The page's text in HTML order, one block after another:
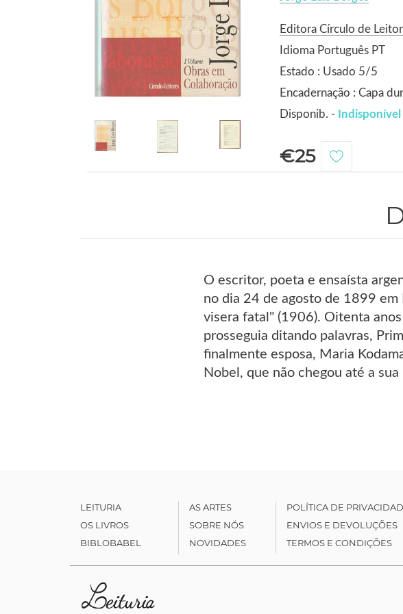
Editora Círculo de
Idioma Português PT
Estado : Usado 5/5
Encadernação : Capa
Disponib. - Indisponível
€25
O escritor, poeta e ensaísta
no dia 24 de agosto de 1899
visera fatal" (1906). Oitenta
prosseguia ditando palavras,
finalmente esposa, Maria
Nobel, que não chegou até a
LEITURIA
OS LIVROS
BIBLOBABEL
AS ARTES
SOBRE NÓS
NOVIDADES
POLÍTICA DE
ENVIOS E DEVOLUÇÕES
TERMOS E CONDIÇÕES